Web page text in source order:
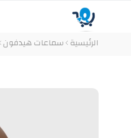
الرئيسية سماعات هيدفون